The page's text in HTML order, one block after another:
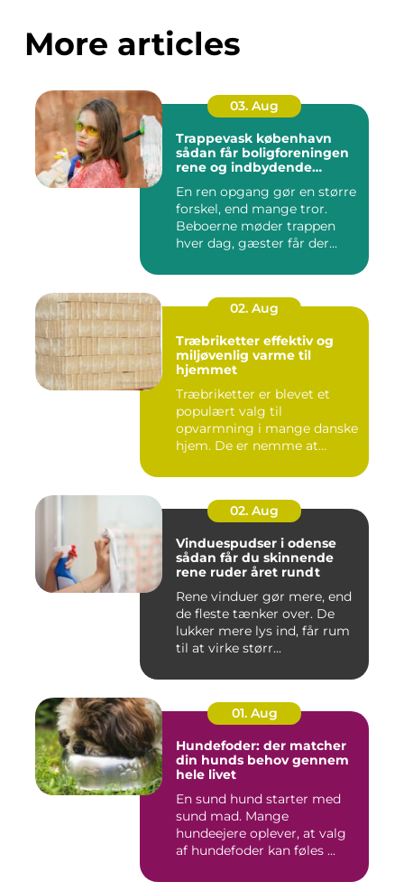
More articles
03. Aug
Trappevask københavn
sådan får boligforeningen
rene og indbydende
En ren opgang gør en større
forskel, end mange tror.
Beboerne møder trappen
hver dag, gæster får der...
02. Aug
Træbriketter effektiv og
miljøvenlig varme til
hjemmet
Træbriketter er blevet et
populært valg til
opvarmning i mange danske
hjem. De er nemme at
02. Aug
Vinduespudser i odense
sådan får du skinnende
rene ruder året rundt
Rene vinduer gør mere, end
de fleste tænker over. De
lukker mere lys ind, får rum
til at virke størr...
01. Aug
Hundefoder: der matcher
din hunds behov gennem
hele livet
En sund hund starter med
sund mad. Mange
hundeejere oplever, at valg
af hundefoder kan føles ...